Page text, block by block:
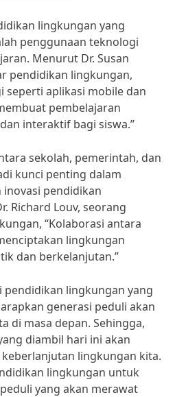
lingkungan yang
penggunaan teknologi
Menurut Dr. Susan
pendidikan lingkungan,
seperti aplikasi mobile dan
pembelajaran
interaktif bagi siswa.”
sekolah, pemerintah, dan
kunci penting dalam
pendidikan
Richard Louv, seorang
“Kolaborasi antara
lingkungan
dan berkelanjutan.”
pendidikan lingkungan yang
generasi peduli akan
di masa depan. Sehingga,
diambil hari ini akan
lingkungan kita.
lingkungan untuk
yang akan merawat